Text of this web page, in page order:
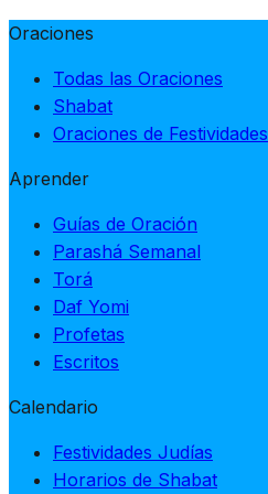
Oraciones
Todas las Oraciones
Shabat
Oraciones de Festividades
Aprender
Guías de Oración
Parashá Semanal
Torá
Daf Yomi
Profetas
Escritos
Calendario
Festividades Judías
Horarios de Shabat